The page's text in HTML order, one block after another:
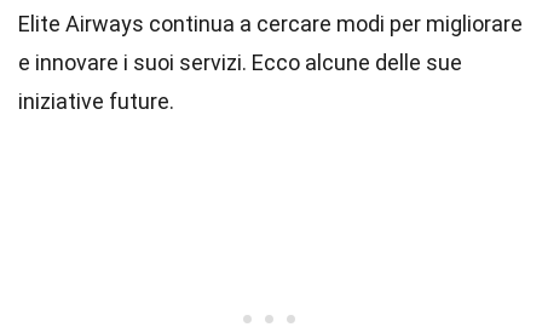
Elite Airways continua a cercare modi per migliorare
e innovare i suoi servizi. Ecco alcune delle sue
iniziative future.